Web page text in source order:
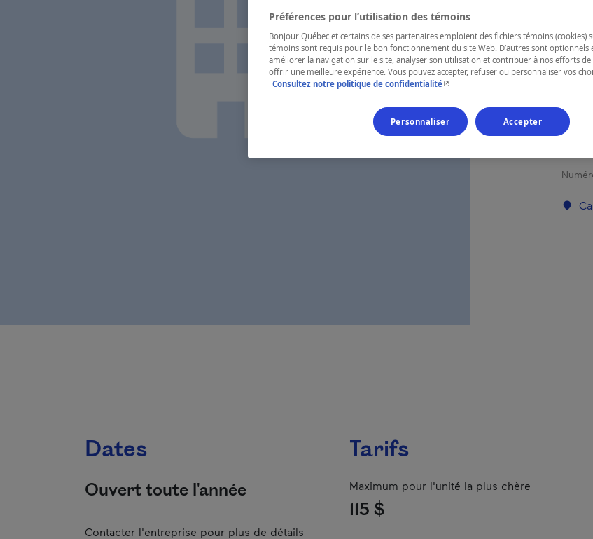
Joli
Dates
Ouvert toute l'année
Contacter l'entreprise pour plus de détails
Tarifs
Maximum pour l'unité la plus chère
115 $
Préférences pour l’utilisation des témoins
Bonjour Québec et certains de ses partenaires emploient des fichiers témoins (cookies)
témoins sont requis pour le bon fonctionnement du site Web. D’autres sont optionnels
améliorer la navigation sur le site, analyser son utilisation et contribuer à nos efforts
offrir une meilleure expérience. Vous pouvez accepter, refuser ou personnaliser vos
Consultez notre politique de confidentialité- Cet hyperlien s'ouvrira dans une
Personnaliser Accepter